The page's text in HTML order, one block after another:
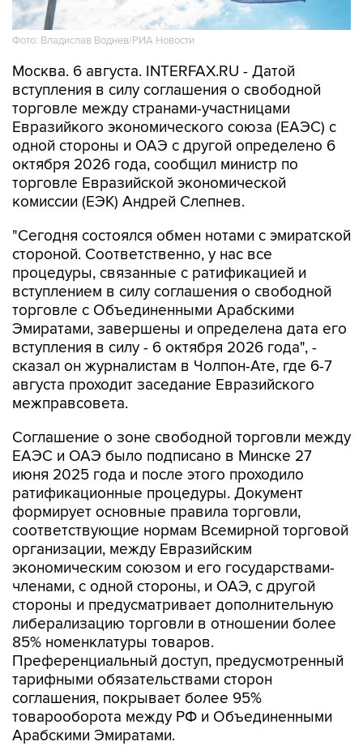
Фото: Владислав Воднев/РИА Новости
Москва. 6 августа. INTERFAX.RU - Датой
вступления в силу соглашения о свободной
торговле между странами-участницами
Евразийкого экономического союза (ЕАЭС) с
одной стороны и ОАЭ с другой определено 6
октября 2026 года, сообщил министр по
торговле Евразийской экономической
комиссии (ЕЭК) Андрей Слепнев.
"Сегодня состоялся обмен нотами с эмиратской
стороной. Соответственно, у нас все
процедуры, связанные с ратификацией и
вступлением в силу соглашения о свободной
торговле с Объединенными Арабскими
Эмиратами, завершены и определена дата его
вступления в силу - 6 октября 2026 года", -
сказал он журналистам в Чолпон-Ате, где 6-7
августа проходит заседание Евразийского
межправсовета.
Соглашение о зоне свободной торговли между
ЕАЭС и ОАЭ было подписано в Минске 27
июня 2025 года и после этого проходило
ратификационные процедуры. Документ
формирует основные правила торговли,
соответствующие нормам Всемирной торговой
организации, между Евразийским
экономическим союзом и его государствами-
членами, с одной стороны, и ОАЭ, с другой
стороны и предусматривает дополнительную
либерализацию торговли в отношении более
85% номенклатуры товаров.
Преференциальный доступ, предусмотренный
тарифными обязательствами сторон
соглашения, покрывает более 95%
товарооборота между РФ и Объединенными
Арабскими Эмиратами.